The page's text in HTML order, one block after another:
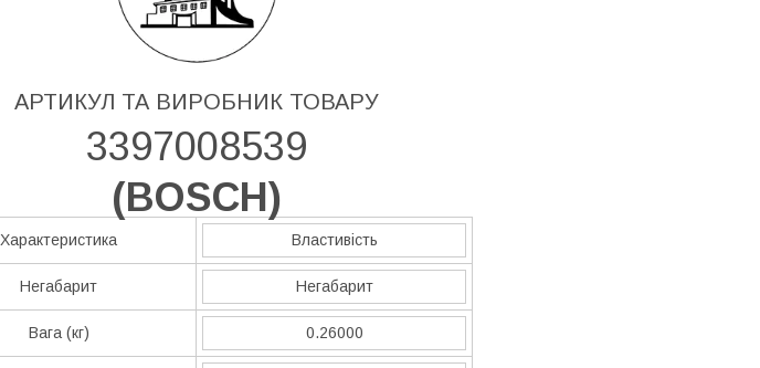
АРТИКУЛ ТА ВИРОБНИК ТОВАРУ
3397008539
(BOSCH)
Характеристика Властивість
Негабарит Негабарит
Вага (кг) 0.26000